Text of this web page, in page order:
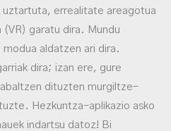
uztartuta, errealitate areagotua
garatu dira. Mundu
aldatzen ari dira.
dira; izan ere, gure
dituzten murgiltze-
Hezkuntza-aplikazio asko
indartsu datoz! Bi